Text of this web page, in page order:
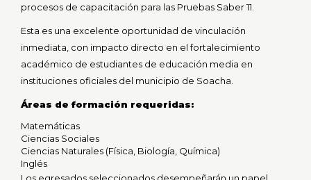
procesos de capacitación para las Pruebas Saber 11.
Esta es una excelente oportunidad de vinculación
inmediata, con impacto directo en el fortalecimiento
académico de estudiantes de educación media en
instituciones oficiales del municipio de Soacha.
Áreas de formación requeridas:
Matemáticas
Ciencias Sociales
Ciencias Naturales (Física, Biología, Química)
Inglés
Los egresados seleccionados desempeñarán un papel